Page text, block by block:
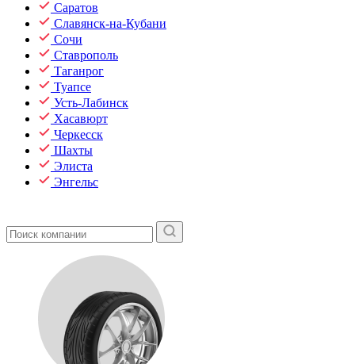
Саратов
Славянск-на-Кубани
Сочи
Ставрополь
Таганрог
Туапсе
Усть-Лабинск
Хасавюрт
Черкесск
Шахты
Элиста
Энгельс